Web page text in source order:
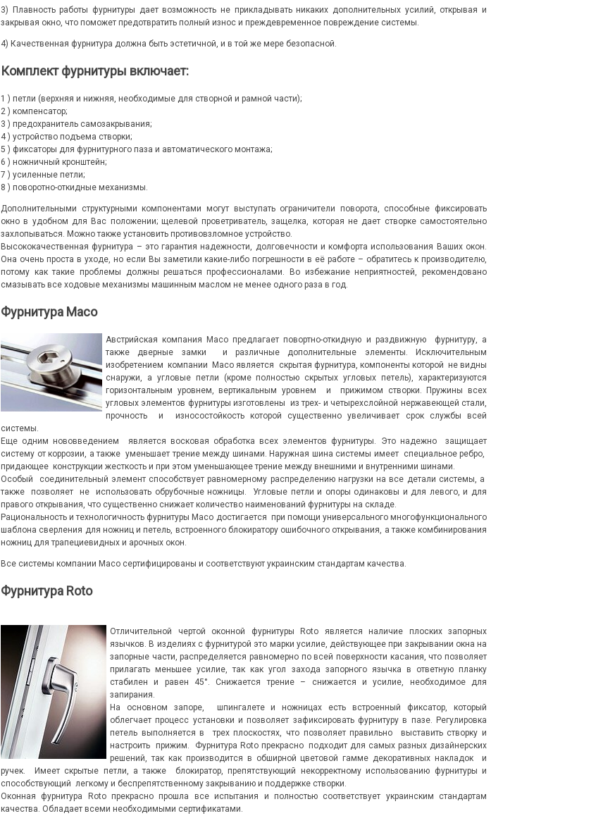
3) Плавность работы фурнитуры дает возможность не прикладывать никаких дополнительных усилий, открывая и
закрывая окно, что поможет предотвратить полный износ и преждевременное повреждение системы.
4) Качественная фурнитура должна быть эстетичной, и в той же мере безопасной.
Комплект фурнитуры включает:
1 ) петли (верхняя и нижняя, необходимые для створной и рамной части);
2 ) компенсатор;
3 ) предохранитель самозакрывания;
4 ) устройство подъема створки;
5 ) фиксаторы для фурнитурного паза и автоматического монтажа;
6 ) ножничный кронштейн;
7 ) усиленные петли;
8 ) поворотно-откидные механизмы.
Дополнительными структурными компонентами могут выступать ограничители поворота, способные фиксировать
окно в удобном для Вас положении; щелевой проветриватель, защелка, которая не дает створке самостоятельно
захлопываться. Можно также установить противовзломное устройство.
Высококачественная фурнитура – это гарантия надежности, долговечности и комфорта использования Ваших окон.
Она очень проста в уходе, но если Вы заметили какие-либо погрешности в её работе – обратитесь к производителю,
потому как такие проблемы должны решаться профессионалами. Во избежание неприятностей, рекомендовано
смазывать все ходовые механизмы машинным маслом не менее одного раза в год.
Фурнитура Maco
Австрийская компания Maco предлагает повортно-откидную и раздвижную фурнитуру, а
также дверные замки и различные дополнительные элементы. Исключительным
изобретением компании Maco является скрытая фурнитура, компоненты которой не видны
снаружи, а угловые петли (кроме полностью скрытых угловых петель), характеризуются
горизонтальным уровнем, вертикальным уровнем и прижимом створки. Пружины всех
угловых элементов фурнитуры изготовлены из трех- и четырехслойной нержавеющей стали,
прочность и износостойкость которой существенно увеличивает срок службы всей
системы.
Еще одним нововведением является восковая обработка всех элементов фурнитуры. Это надежно защищает
систему от коррозии, а также уменьшает трение между шинами. Наружная шина системы имеет специальное ребро,
придающее конструкции жесткость и при этом уменьшающее трение между внешними и внутренними шинами.
Особый соединительный элемент способствует равномерному распределению нагрузки на все детали системы, а
также позволяет не использовать обрубочные ножницы. Угловые петли и опоры одинаковы и для левого, и для
правого открывания, что существенно снижает количество наименований фурнитуры на складе.
Рациональность и технологичность фурнитуры Maco достигается при помощи универсального многофункционального
шаблона сверления для ножниц и петель, встроенного блокиратору ошибочного открывания, а также комбинирования
ножниц для трапециевидных и арочных окон.
Все системы компании Maco сертифицированы и соответствуют украинским стандартам качества.
Фурнитура Roto
Отличительной чертой оконной фурнитуры Roto является наличие плоских запорных
язычков. В изделиях с фурнитурой это марки усилие, действующее при закрывании окна на
запорные части, распределяется равномерно по всей поверхности касания, что позволяет
прилагать меньшее усилие, так как угол захода запорного язычка в ответную планку
стабилен и равен 45°. Снижается трение – снижается и усилие, необходимое для
запирания.
На основном запоре, шпингалете и ножницах есть встроенный фиксатор, который
облегчает процесс установки и позволяет зафиксировать фурнитуру в пазе. Регулировка
петель выполняется в трех плоскостях, что позволяет правильно выставить створку и
настроить прижим. Фурнитура Roto прекрасно подходит для самых разных дизайнерских
решений, так как производится в обширной цветовой гамме декоративных накладок и
ручек. Имеет скрытые петли, а также блокиратор, препятствующий некорректному использованию фурнитуры и
способствующий легкому и беспрепятственному закрыванию и поддержке створки.
Оконная фурнитура Roto прекрасно прошла все испытания и полностью соответствует украинским стандартам
качества. Обладает всеми необходимыми сертификатами.